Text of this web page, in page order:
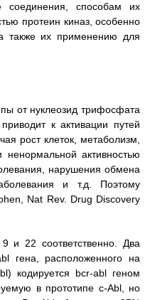
способам их
протеин киназ, особенно
также их применению для
от нуклеозид трифосфата
к активации путей
рост клеток, метаболизм,
активностью
нарушения обмена
и т.д. Поэтому
Nat Rev. Drug Discovery
и 22 соответственно. Два
гена, расположенного на
кодируется bcr-abl геном
в прототипе с-Abl, но